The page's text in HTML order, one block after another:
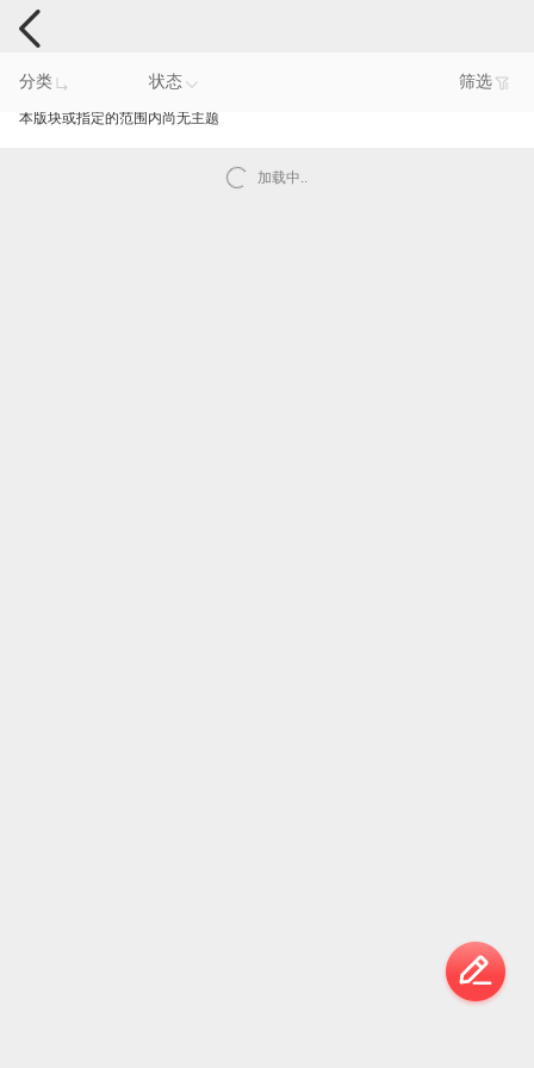
手机反馈
分类 状态 筛选
本版块或指定的范围内尚无主题
加载中..